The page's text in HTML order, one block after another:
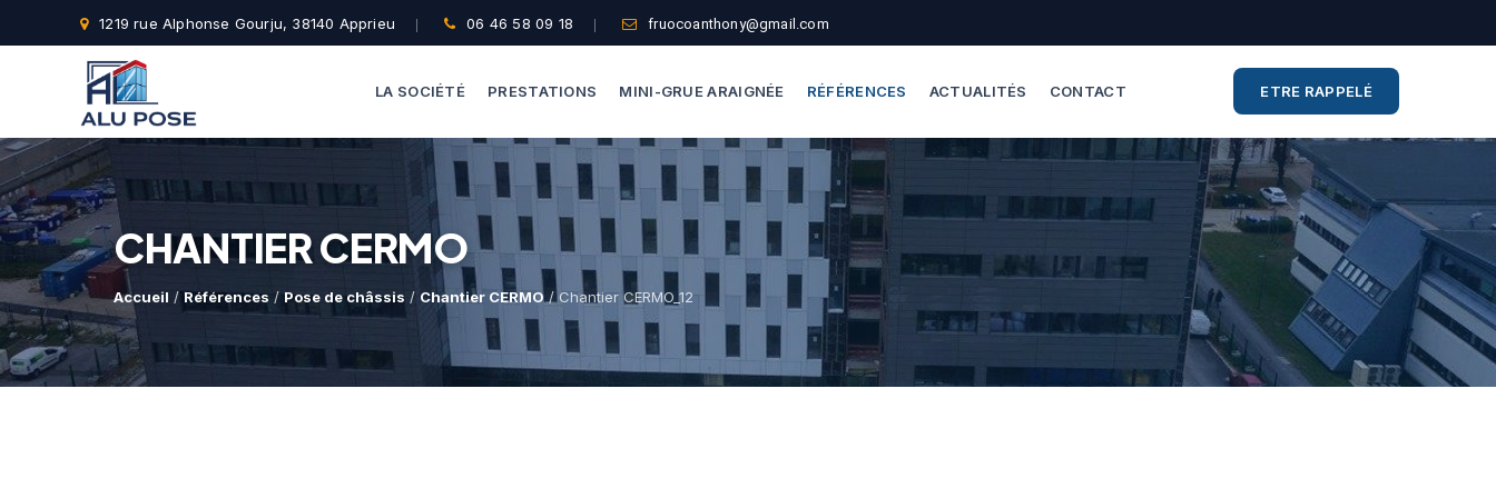
1219 rue Alphonse Gourju, 38140 Apprieu 06 46 58 09 18 fruocoanthony@gmail.com
LA SOCIÉTÉ PRESTATIONS
Dépannage Vitrages
Vitrine Magasin
Expertise Bris De Glace
Recherche De Fuite
MINI-GRUE ARAIGNÉE
Capacité De Levage
Nos Formules
RÉFÉRENCES ACTUALITÉS CONTACT ETRE RAPPELÉ
CHANTIER CERMO
Accueil / Références /Pose de châssis / Chantier CERMO / Chantier CERMO_12